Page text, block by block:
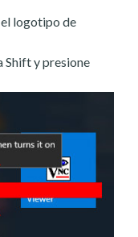
logotipo de
Shift y presione